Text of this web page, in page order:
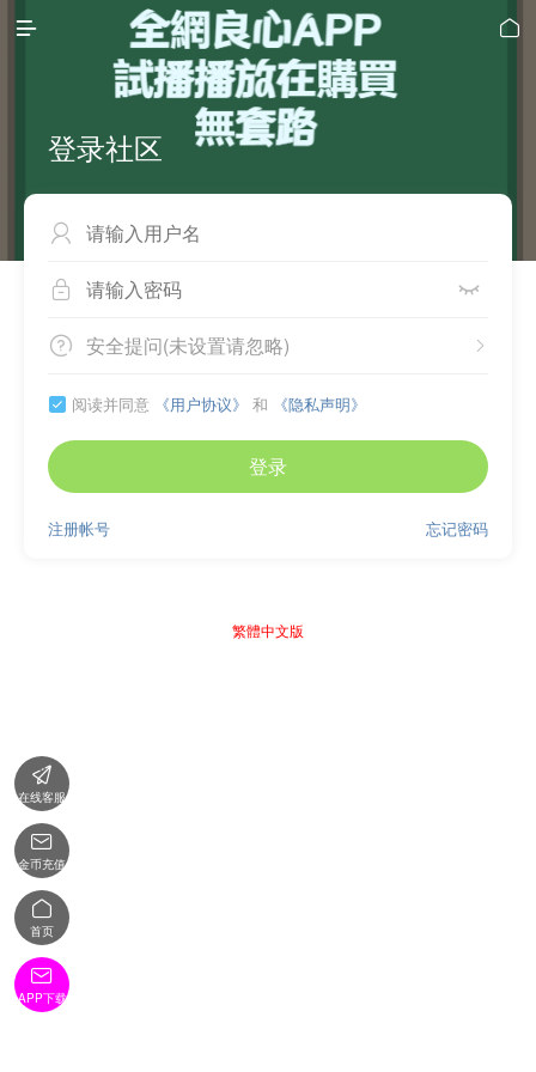
 
登录社区

 
 
安全提问(未设置请忽略)
 阅读并同意 《用户协议》 和 《隐私声明》
登录
忘记密码
注册帐号
繁體中文版

在线客服

金币充值

首页

APP下载